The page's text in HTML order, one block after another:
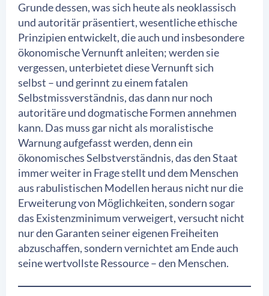
Grunde dessen, was sich heute als neoklassisch
und autoritär präsentiert, wesentliche ethische
Prinzipien entwickelt, die auch und insbesondere
ökonomische Vernunft anleiten; werden sie
vergessen, unterbietet diese Vernunft sich
selbst – und gerinnt zu einem fatalen
Selbstmissverständnis, das dann nur noch
autoritäre und dogmatische Formen annehmen
kann. Das muss gar nicht als moralistische
Warnung aufgefasst werden, denn ein
ökonomisches Selbstverständnis, das den Staat
immer weiter in Frage stellt und dem Menschen
aus rabulistischen Modellen heraus nicht nur die
Erweiterung von Möglichkeiten, sondern sogar
das Existenzminimum verweigert, versucht nicht
nur den Garanten seiner eigenen Freiheiten
abzuschaffen, sondern vernichtet am Ende auch
seine wertvollste Ressource – den Menschen.